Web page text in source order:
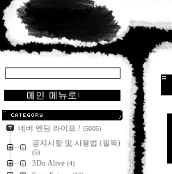
네버 엔딩 라이프 ! (5005)
공지사항 및 사용법 (필독)
(5)
3Do Alive (4)